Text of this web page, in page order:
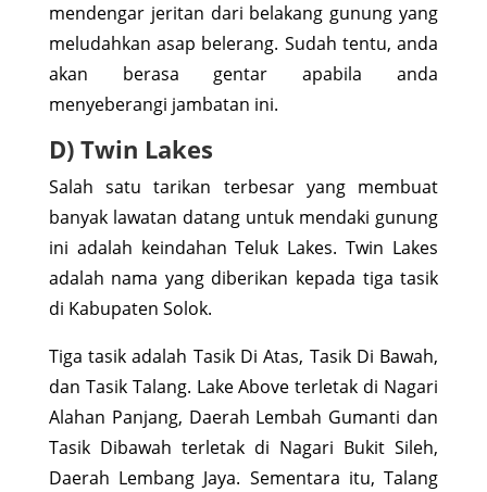
mendengar jeritan dari belakang gunung yang
meludahkan asap belerang. Sudah tentu, anda
akan berasa gentar apabila anda
menyeberangi jambatan ini.
D) Twin Lakes
Salah satu tarikan terbesar yang membuat
banyak lawatan datang untuk mendaki gunung
ini adalah keindahan Teluk Lakes. Twin Lakes
adalah nama yang diberikan kepada tiga tasik
di Kabupaten Solok.
Tiga tasik adalah Tasik Di Atas, Tasik Di Bawah,
dan Tasik Talang. Lake Above terletak di Nagari
Alahan Panjang, Daerah Lembah Gumanti dan
Tasik Dibawah terletak di Nagari Bukit Sileh,
Daerah Lembang Jaya. Sementara itu, Talang